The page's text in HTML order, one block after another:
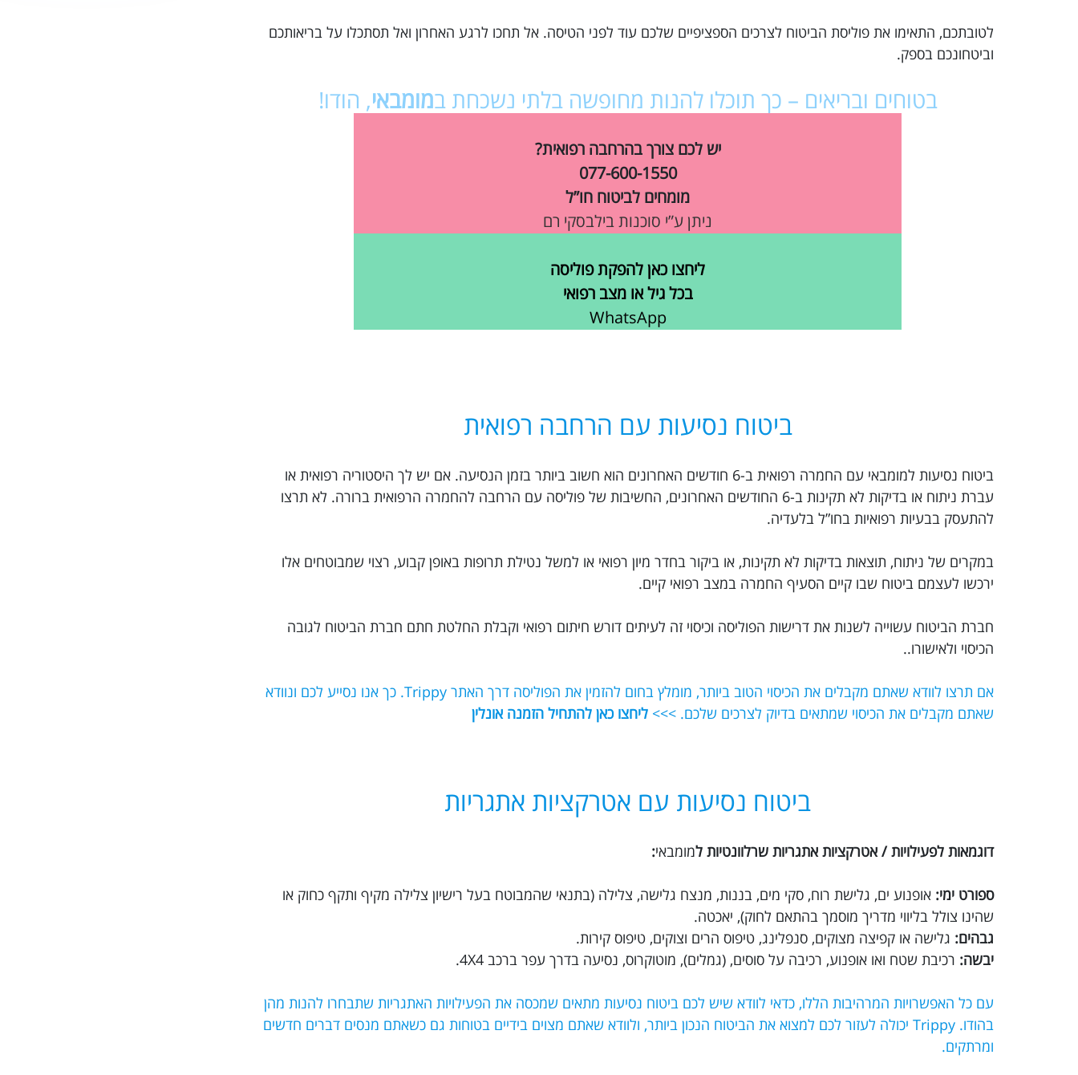
לטובתכם, התאימו את פוליסת הביטוח לצרכים הספציפיים שלכם עוד לפני הטיסה. אל תחכו לרגע האחרון ואל תסתכלו על בריאותכם
וביטחונכם בספק.
בטוחים ובריאים – כך תוכלו להנות מחופשה בלתי נשכחת במומבאי, הודו!
יש לכם צורך בהרחבה רפואית?
077-600-1550
מומחים לביטוח חו”ל
ניתן ע”י סוכנות בילבסקי רם
ליחצו כאן להפקת פוליסה
בכל גיל או מצב רפואי
WhatsApp
ביטוח נסיעות עם הרחבה רפואית
ביטוח נסיעות למומבאי עם החמרה רפואית ב-6 חודשים האחרונים הוא חשוב ביותר בזמן הנסיעה. אם יש לך היסטוריה רפואית או
עברת ניתוח או בדיקות לא תקינות ב-6 החודשים האחרונים, החשיבות של פוליסה עם הרחבה להחמרה הרפואית ברורה. לא תרצו
להתעסק בבעיות רפואיות בחו”ל בלעדיה.
במקרים של ניתוח, תוצאות בדיקות לא תקינות, או ביקור בחדר מיון רפואי או למשל נטילת תרופות באופן קבוע, רצוי שמבוטחים אלו
ירכשו לעצמם ביטוח שבו קיים הסעיף החמרה במצב רפואי קיים.
חברת הביטוח עשוייה לשנות את דרישות הפוליסה וכיסוי זה לעיתים דורש חיתום רפואי וקבלת החלטת חתם חברת הביטוח לגובה
הכיסוי ולאישורו..
אם תרצו לוודא שאתם מקבלים את הכיסוי הטוב ביותר, מומלץ בחום להזמין את הפוליסה דרך האתר Trippy. כך אנו נסייע לכם ונוודא
שאתם מקבלים את הכיסוי שמתאים בדיוק לצרכים שלכם. >>> ליחצו כאן להתחיל הזמנה אונלין
ביטוח נסיעות עם אטרקציות אתגריות
דוגמאות לפעילויות / אטרקציות אתגריות שרלוונטיות למומבאי:
ספורט ימי: אופנוע ים, גלישת רוח, סקי מים, בננות, מנצח גלישה, צלילה (בתנאי שהמבוטח בעל רישיון צלילה מקיף ותקף כחוק או
שהינו צולל בליווי מדריך מוסמך בהתאם לחוק), יאכטה.
גבהים: גלישה או קפיצה מצוקים, סנפלינג, טיפוס הרים וצוקים, טיפוס קירות.
יבשה: רכיבת שטח ואו אופנוע, רכיבה על סוסים, (גמלים), מוטוקרוס, נסיעה בדרך עפר ברכב 4X4.
עם כל האפשרויות המרהיבות הללו, כדאי לוודא שיש לכם ביטוח נסיעות מתאים שמכסה את הפעילויות האתגריות שתבחרו להנות מהן
בהודו. Trippy יכולה לעזור לכם למצוא את הביטוח הנכון ביותר, ולוודא שאתם מצוים בידיים בטוחות גם כשאתם מנסים דברים חדשים
ומרתקים.